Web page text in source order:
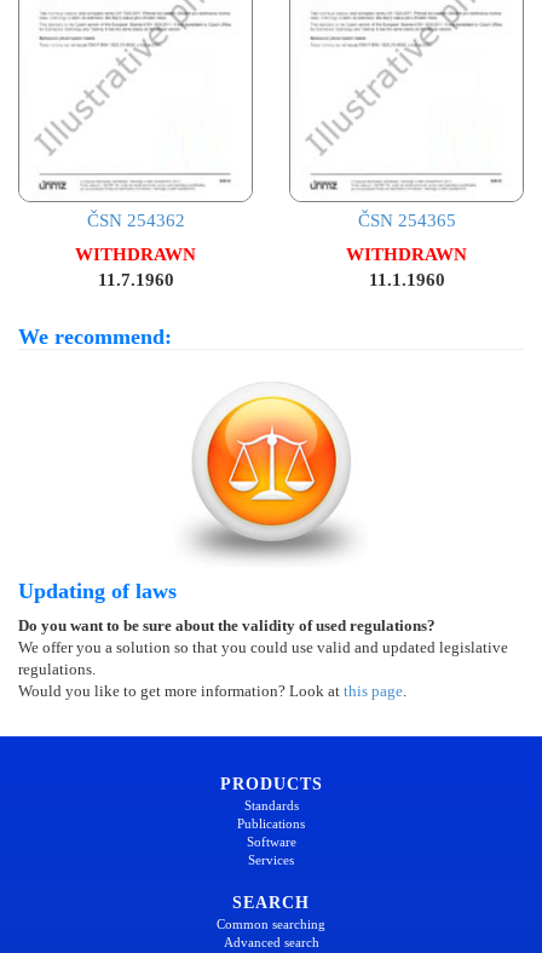
ČSN 254362
WITHDRAWN
11.7.1960
ČSN 254365
WITHDRAWN
11.1.1960
We recommend:
Updating of laws
Do you want to be sure about the validity of used regulations?
We offer you a solution so that you could use valid and updated legislative
regulations.
Would you like to get more information? Look at this page.
PRODUCTS
Standards
Publications
Software
Services
SEARCH
Common searching
Advanced search